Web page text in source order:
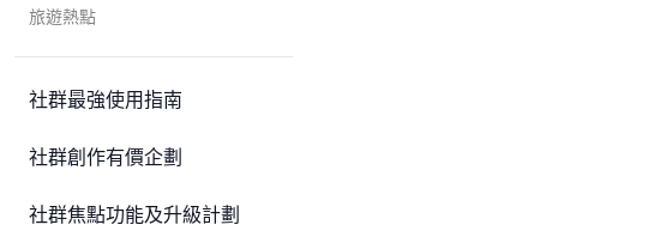
旅遊熱點
社群最強使用指南
社群創作有價企劃
社群焦點功能及升級計劃